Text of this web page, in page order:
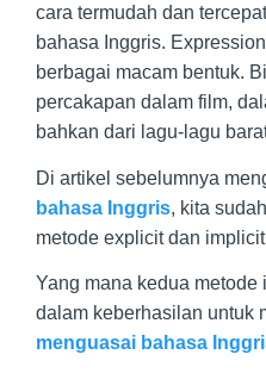
cara termudah dan
bahasa Inggris.
berbagai macam bentuk.
percakapan dalam film,
bahkan dari lagu-lagu
Di artikel sebelumnya
bahasa Inggris, kita
metode explicit dan
Yang mana kedua metode
dalam keberhasilan untuk
menguasai bahasa